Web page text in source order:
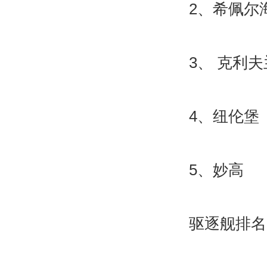
2、希佩尔
3、 克利夫
4、纽伦堡
5、妙高
驱逐舰排名